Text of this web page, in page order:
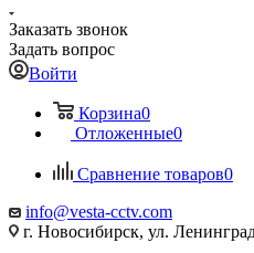
Заказать звонок
Задать вопрос
Войти
Корзина0
Отложенные0
Сравнение товаров0
info@vesta-cctv.com
г. Новосибирск, ул.